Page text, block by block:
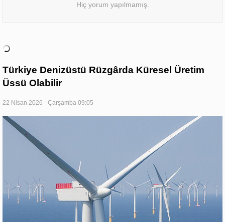
Hiç yorum yapılmamış.
Türkiye Denizüstü Rüzgârda Küresel Üretim
Üssü Olabilir
22 Nisan 2026 - Çarşamba 09:05